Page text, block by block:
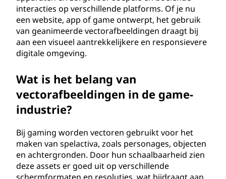
interacties op verschillende platforms. Of je nu
een website, app of game ontwerpt, het gebruik
van geanimeerde vectorafbeeldingen draagt bij
aan een visueel aantrekkelijkere en responsievere
digitale omgeving.
Wat is het belang van
vectorafbeeldingen in de game-
industrie?
Bij gaming worden vectoren gebruikt voor het
maken van spelactiva, zoals personages, objecten
en achtergronden. Door hun schaalbaarheid zien
deze assets er goed uit op verschillende